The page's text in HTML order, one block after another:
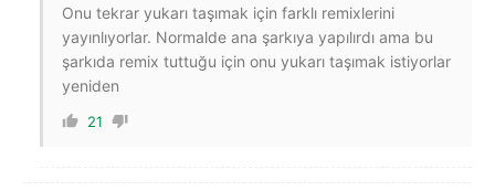
Onu tekrar yukarı taşımak için farklı remixlerini
yayınlıyorlar. Normalde ana şarkıya yapılırdı ama bu
şarkıda remix tuttuğu için onu yukarı taşımak istiyorlar
yeniden
21